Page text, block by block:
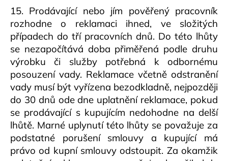
15. Prodávající nebo jím pověřený pracovník
rozhodne o reklamaci ihned, ve složitých
případech do tří pracovních dnů. Do této lhůty
se nezapočítává doba přiměřená podle druhu
výrobku či služby potřebná k odbornému
posouzení vady. Reklamace včetně odstranění
vady musí být vyřízena bezodkladně, nejpozději
do 30 dnů ode dne uplatnění reklamace, pokud
se prodávající s kupujícím nedohodne na delší
lhůtě. Marné uplynutí této lhůty se považuje za
podstatné porušení smlouvy a kupující má
právo od kupní smlouvy odstoupit. Za okamžik